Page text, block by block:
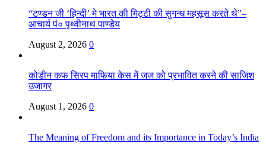
“टण्डन जी ‘हिन्दी’ मे भारत की मिट्टी की सुगन्ध महसूस करते थे”–
आचार्य पं० पृथ्वीनाथ पाण्डेय
August 2, 2026 0
कोडीन कफ सिरप माफिया केस में जज को प्रभावित करने की साजिश
उजागर
August 1, 2026 0
The Meaning of Freedom and its Importance in Today’s India